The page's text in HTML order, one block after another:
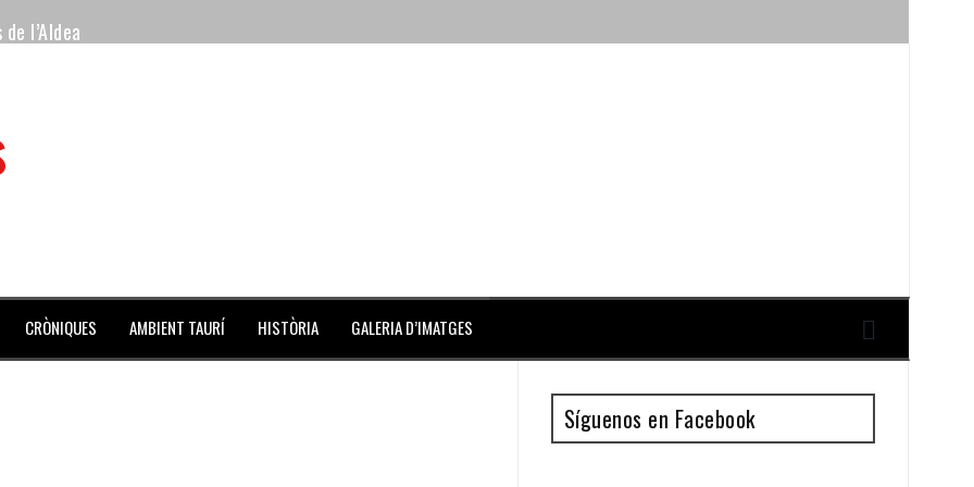
l’Aldea
de la Monumental de Barcelona y padre de los toreros Enrique y Antonio Guillén
de la noche y Ventura pone el Coliseo Balear en pie
CRÒNIQUES AMBIENT TAURÍ HISTÒRIA GALERIA D’IMATGES
Síguenos en Facebook